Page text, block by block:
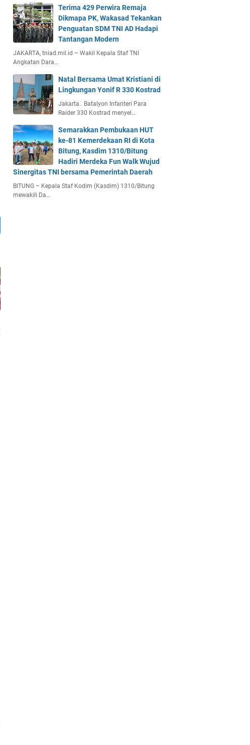
Terima 429 Perwira Remaja
Dikmapa PK, Wakasad Tekankan
Penguatan SDM TNI AD Hadapi
Tantangan Modern
JAKARTA, tniad.mil.id – Wakil Kepala Staf TNI
Angkatan Dara…
Natal Bersama Umat Kristiani di
Lingkungan Yonif R 330 Kostrad
Jakarta. Batalyon Infanteri Para
Raider 330 Kostrad menyel…
Semarakkan Pembukaan HUT
ke-81 Kemerdekaan RI di Kota
Bitung, Kasdim 1310/Bitung
Hadiri Merdeka Fun Walk Wujud
Sinergitas TNI bersama Pemerintah Daerah
BITUNG – Kepala Staf Kodim (Kasdim) 1310/Bitung
mewakili Da…